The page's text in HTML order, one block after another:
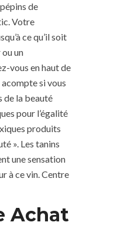
de
Votre
ce qu’il soit
un
vous en haut de
si vous
de la beauté
pour l’égalité
produits
». Les tanins
une sensation
à ce vin. Centre
Achat